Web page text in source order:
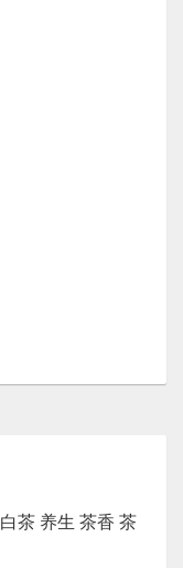
白茶 养生 茶香 茶